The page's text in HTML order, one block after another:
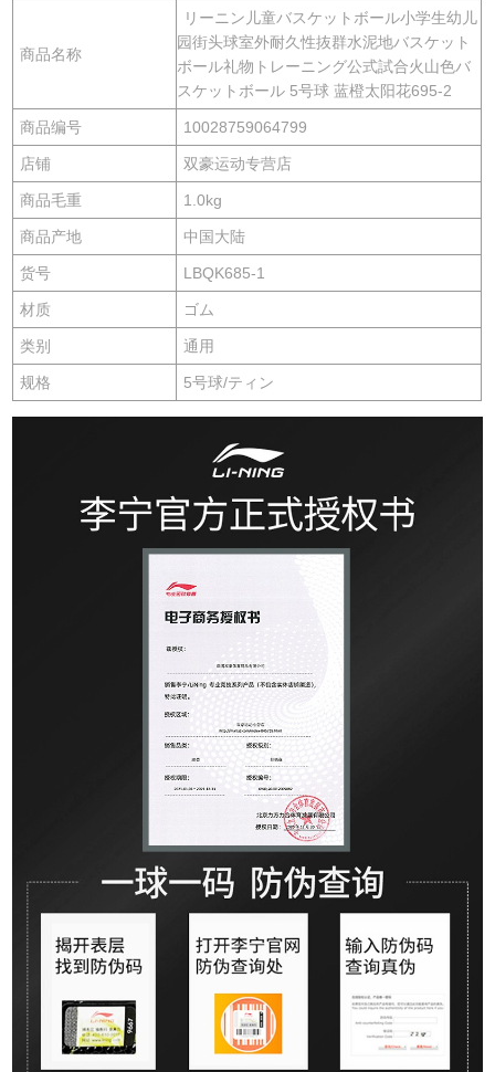
商品名称
リーニン儿童バスケットボール小学生幼儿
园街头球室外耐久性抜群水泥地バスケット
ボール礼物トレーニング公式試合火山色バ
スケットボール 5号球 蓝橙太阳花695-2
商品编号 10028759064799
店铺 双豪运动专营店
商品毛重 1.0kg
商品产地 中国大陆
货号 LBQK685-1
材质 ゴム
类别 通用
规格 5号球/ティン